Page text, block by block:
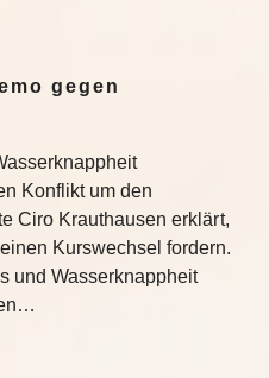
gegen
Konflikt um den
Ciro Krauthausen erklärt,
Kurswechsel fordern.
und Wasserknappheit